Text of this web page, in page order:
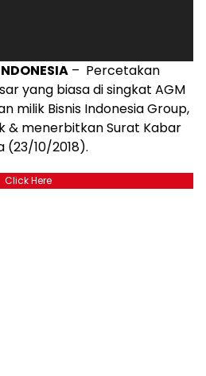
– Percetakan
yang biasa di singkat AGM
milik Bisnis Indonesia Group,
& menerbitkan Surat Kabar
(23/10/2018).
Click Here